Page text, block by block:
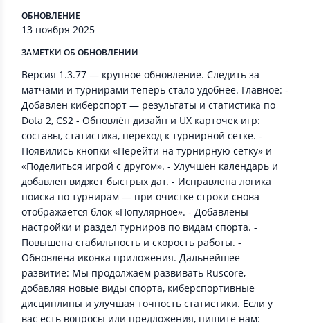
ОБНОВЛЕНИЕ
13 ноября 2025
ЗАМЕТКИ ОБ ОБНОВЛЕНИИ
Версия 1.3.77 — крупное обновление. Следить за
матчами и турнирами теперь стало удобнее. Главное: -
Добавлен киберспорт — результаты и статистика по
Dota 2, CS2 - Обновлён дизайн и UX карточек игр:
составы, статистика, переход к турнирной сетке. -
Появились кнопки «Перейти на турнирную сетку» и
«Поделиться игрой с другом». - Улучшен календарь и
добавлен виджет быстрых дат. - Исправлена логика
поиска по турнирам — при очистке строки снова
отображается блок «Популярное». - Добавлены
настройки и раздел турниров по видам спорта. -
Повышена стабильность и скорость работы. -
Обновлена иконка приложения. Дальнейшее
развитие: Мы продолжаем развивать Ruscore,
добавляя новые виды спорта, киберспортивные
дисциплины и улучшая точность статистики. Если у
вас есть вопросы или предложения, пишите нам: